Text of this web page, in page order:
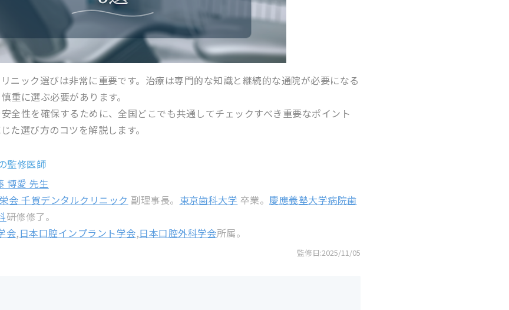
ニック選びは非常に重要です。治療は専門的な知識と継続的な通院が必要になる
重に選ぶ必要があります。
全性を確保するために、全国どこでも共通してチェックすべき重要なポイント
た選び方のコツを解説します。
監修医師
博愛 先生
会 千賀デンタルクリニック 副理事長。 東京歯科大学 卒業。慶應義塾大学病院歯
研修修了。
会,日本口腔インプラント学会,日本口腔外科学会所属。
監修日:2025/11/05